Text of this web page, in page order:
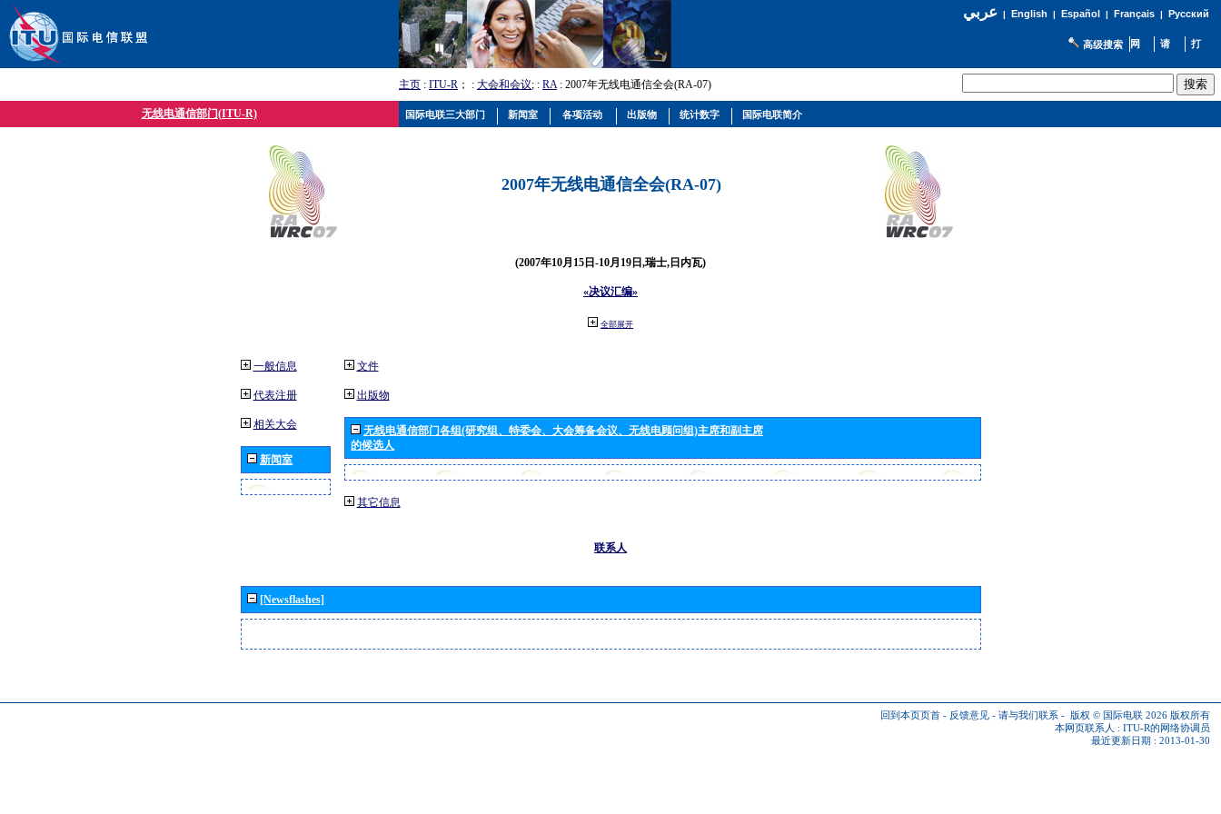
عربي| English | Español | Français| Русский
高级搜索
主页 : ITU-R ； : 大会和会议; : RA: 2007年无线电通信全会(RA-07)
无线电通信部门(ITU-R)
2007年无线电通信全会(RA-07)
(2007年10月15日-10月19日,瑞士,日内瓦)
«决议汇编»
全部展开
一般信息
代表注册
相关大会
新闻室
文件
出版物
无线电通信部门各组(研究组、特委会、大会筹备会议、无线电顾问组)主席和副主席
的候选人
其它信息
联系人
[Newsflashes]
回到本页页首 - 反馈意见 - 请与我们联系 - 版权 © 国际电联 2026 版权所有
本网页联系人 : ITU-R的网络协调员
最近更新日期 : 2013-01-30
国际电联三大部门 新闻室 各项活动 出版物 统计数字 国际电联简介